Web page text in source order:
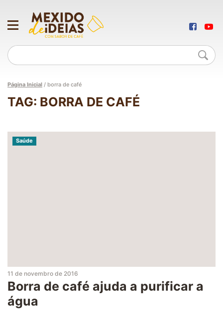
Página Inicial / borra de café
TAG: BORRA DE CAFÉ
Saúde
11 de novembro de 2016
Borra de café ajuda a purificar a
água